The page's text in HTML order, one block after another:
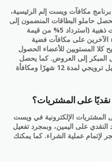
برنامج مكافآت ويست إلم الرئيسية،
حاملو البطاقات المنضمون إلى
برنامج مكافآت الرئيسية على مكافآت ذهبية (استرداد 5% من قيمة
الآخرين على مكافآت فضية
يتيح كلا المستويين للأعضاء الحصول
إلى العروض. كما يحصل
الأعضاء الذهبيون على مزايا مثل تمويل ترويجي لمدة 12 شهرًا ومكافأة
المشتريات الإلكترونية في ويست
على اليمين، وبمجرد تفعيل
لإتمام عملية الشراء. كما يمكنك